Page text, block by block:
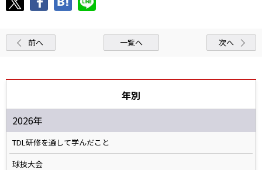
前へ 一覧へ 次へ
年別
2026年
TDL研修を通して学んだこと
球技大会